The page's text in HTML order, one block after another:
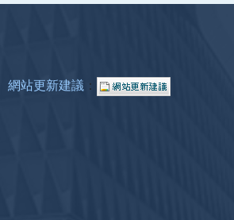
網站更新建議 ：